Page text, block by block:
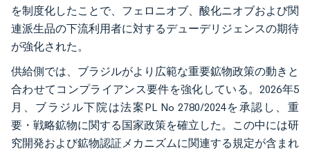
を制度化したことで、フェロニオブ、酸化ニオブおよび関
連派生品の下流利用者に対するデューデリジェンスの期待
が強化された。
供給側では、ブラジルがより広範な重要鉱物政策の動きと
合わせてコンプライアンス要件を強化している。2026年5
月、ブラジル下院は法案PL No 2780/2024を承認し、重
要・戦略鉱物に関する国家政策を確立した。この中には研
究開発および鉱物認証メカニズムに関連する規定が含まれ